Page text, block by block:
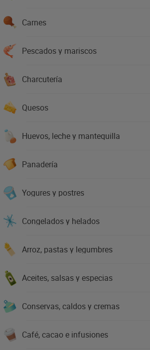
Carnes
Pescados y mariscos
Charcutería
Quesos
Huevos, leche y mantequilla
Panadería
Yogures y postres
Congelados y helados
Arroz, pastas y legumbres
Aceites, salsas y especias
Conservas, caldos y cremas
Café, cacao e infusiones